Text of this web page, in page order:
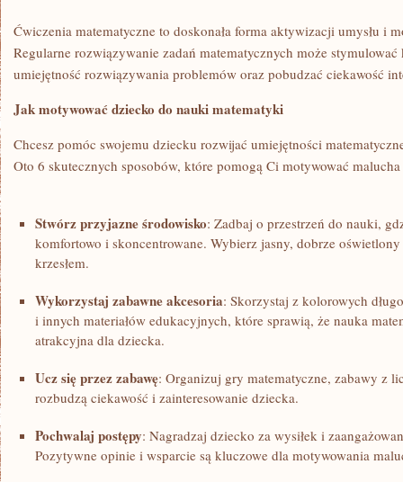
Ćwiczenia matematyczne⁤ to doskonała forma aktywizacji umysłu i
Regularne rozwiązywanie zadań matematycznych może
umiejętność rozwiązywania problemów ‍oraz pobudzać ciekawość
Jak motywować dziecko do nauki ⁢matematyki
Chcesz pomóc swojemu⁤ dziecku rozwijać umiejętności
Oto 6 skutecznych sposobów, które pomogą ‍Ci motywować
Stwórz przyjazne⁣ środowisko: Zadbaj o przestrzeń do nauki,
⁢komfortowo i skoncentrowane. Wybierz jasny, dobrze
krzesłem.
Wykorzystaj zabawne akcesoria: Skorzystaj z kolorowych
⁤i innych materiałów edukacyjnych, które ⁤sprawią, że nauka
atrakcyjna dla ​dziecka.
Ucz się⁣ przez zabawę: Organizuj gry matematyczne, zabawy z
rozbudzą ciekawość i zainteresowanie dziecka.
Pochwalaj postępy: ‍Nagradzaj⁤ dziecko za wysiłek i
Pozytywne⁣ opinie i wsparcie są ​kluczowe dla motywowania